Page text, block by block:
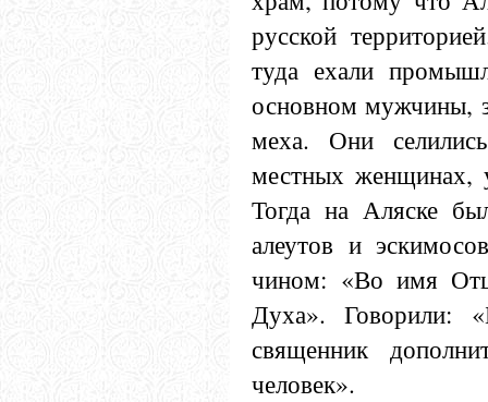
русской
туда ехали
основном мужчины,
меха. Они
местных женщинах,
Тогда на Аляске
алеутов и
чином: «Во имя
Духа». Говорили:
священник
человек».